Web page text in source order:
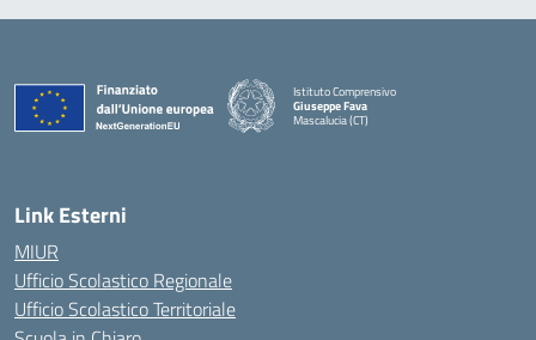
Istituto Comprensivo
Giuseppe Fava
Mascalucia (CT)
Link Esterni
MIUR
Ufficio Scolastico Regionale
Ufficio Scolastico Territoriale